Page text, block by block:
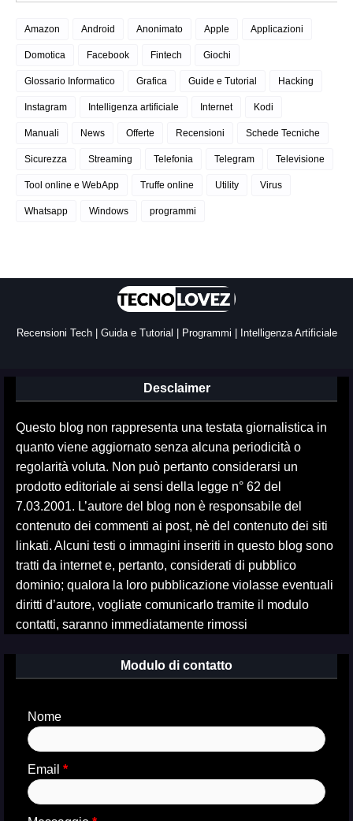
Amazon Android Anonimato Apple Applicazioni
Domotica Facebook Fintech Giochi
Glossario Informatico Grafica Guide e Tutorial Hacking
Instagram Intelligenza artificiale Internet Kodi
Manuali News Offerte Recensioni Schede Tecniche
Sicurezza Streaming Telefonia Telegram Televisione
Tool online e WebApp Truffe online Utility Virus
Whatsapp Windows programmi
Recensioni Tech | Guida e Tutorial | Programmi | Intelligenza Artificiale
Desclaimer
Questo blog non rappresenta una testata giornalistica in
quanto viene aggiornato senza alcuna periodicità o
regolarità voluta. Non può pertanto considerarsi un
prodotto editoriale ai sensi della legge n° 62 del
7.03.2001. L’autore del blog non è responsabile del
contenuto dei commenti ai post, nè del contenuto dei siti
linkati. Alcuni testi o immagini inseriti in questo blog sono
tratti da internet e, pertanto, considerati di pubblico
dominio; qualora la loro pubblicazione violasse eventuali
diritti d’autore, vogliate comunicarlo tramite il modulo
contatti, saranno immediatamente rimossi
Modulo di contatto
Nome
Email *